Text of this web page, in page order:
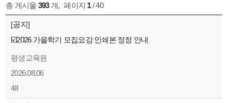
총 게시물 393개, 페이지 1/ 40
[공지]
☑️2026 가을학기 모집요강 인쇄본 정정 안내
평생교육원
2026.08.06
48